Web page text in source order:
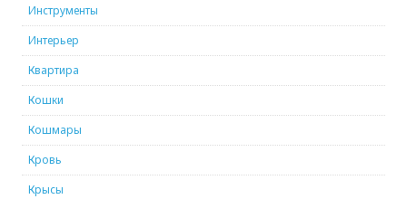
Инструменты
Интерьер
Квартира
Кошки
Кошмары
Кровь
Крысы